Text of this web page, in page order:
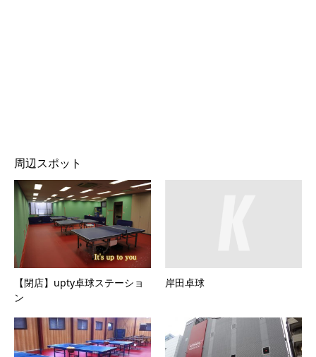
周辺スポット
【閉店】upty卓球ステーショ
ン
岸田卓球